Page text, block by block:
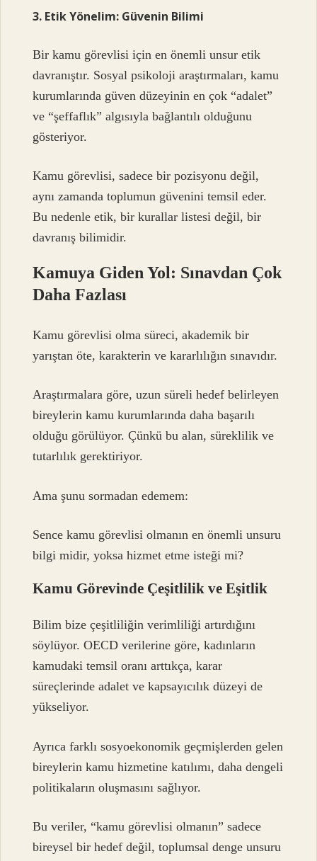
3. Etik Yönelim: Güvenin Bilimi
Bir kamu görevlisi için en önemli unsur etik
davranıştır. Sosyal psikoloji araştırmaları, kamu
kurumlarında güven düzeyinin en çok “adalet”
ve “şeffaflık” algısıyla bağlantılı olduğunu
gösteriyor.
Kamu görevlisi, sadece bir pozisyonu değil,
aynı zamanda toplumun güvenini temsil eder.
Bu nedenle etik, bir kurallar listesi değil, bir
davranış bilimidir.
Kamuya Giden Yol: Sınavdan Çok
Daha Fazlası
Kamu görevlisi olma süreci, akademik bir
yarıştan öte, karakterin ve kararlılığın sınavıdır.
Araştırmalara göre, uzun süreli hedef belirleyen
bireylerin kamu kurumlarında daha başarılı
olduğu görülüyor. Çünkü bu alan, süreklilik ve
tutarlılık gerektiriyor.
Ama şunu sormadan edemem:
Sence kamu görevlisi olmanın en önemli unsuru
bilgi midir, yoksa hizmet etme isteği mi?
Kamu Görevinde Çeşitlilik ve Eşitlik
Bilim bize çeşitliliğin verimliliği artırdığını
söylüyor. OECD verilerine göre, kadınların
kamudaki temsil oranı arttıkça, karar
süreçlerinde adalet ve kapsayıcılık düzeyi de
yükseliyor.
Ayrıca farklı sosyoekonomik geçmişlerden gelen
bireylerin kamu hizmetine katılımı, daha dengeli
politikaların oluşmasını sağlıyor.
Bu veriler, “kamu görevlisi olmanın” sadece
bireysel bir hedef değil, toplumsal denge unsuru